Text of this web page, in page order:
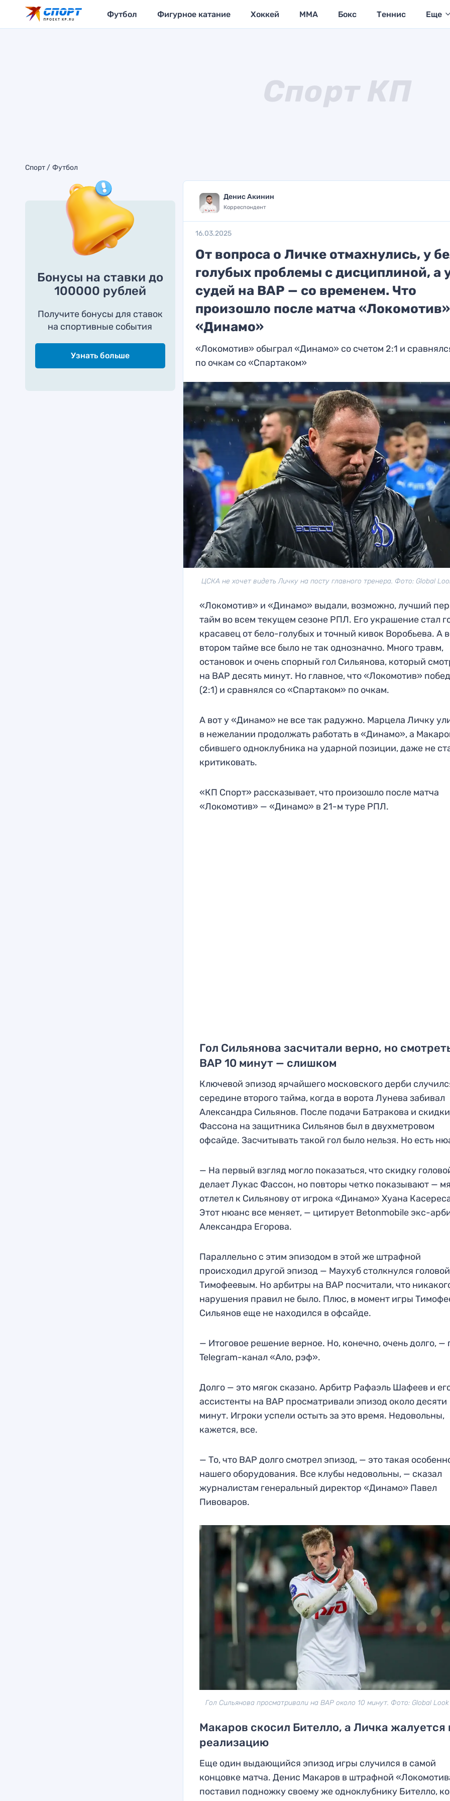
Футбол Фигурное катание Хоккей MMA Бокс Теннис Еще
Спорт Футбол
Бонусы на ставки до
100000 рублей
Получите бонусы для ставок
на спортивные события
Узнать больше
Денис Акинин
Корреспондент
16.03.2025
От вопроса о Личке отмахнулись, у
голубых проблемы с дисциплиной, а
судей на ВАР — со временем. Что
произошло после матча
«Динамо»
«Локомотив» обыграл «Динамо» со счетом 2:1 и
по очкам со «Спартаком»
ЦСКА не хочет видеть Личку на посту главного тренера. Фото: Global
«Локомотив» и «Динамо» выдали, возможно, лучший
тайм во всем текущем сезоне РПЛ. Его украшение стал
красавец от бело-голубых и точный кивок Воробьева. А
втором тайме все было не так однозначно. Много травм,
остановок и очень спорный гол Сильянова, который
на ВАР десять минут. Но главное, что «Локомотив»
(2:1) и сравнялся со «Спартаком» по очкам.
А вот у «Динамо» не все так радужно. Марцела Личку
в нежелании продолжать работать в «Динамо», а
сбившего одноклубника на ударной позиции, даже не
критиковать.
«КП Спорт» рассказывает, что произошло после матча
«Локомотив» — «Динамо» в 21-м туре РПЛ.
Гол Сильянова засчитали верно, но
ВАР 10 минут — слишком
Ключевой эпизод ярчайшего московского дерби
середине второго тайма, когда в ворота Лунева забивал
Александра Сильянов. После подачи Батракова и скидки
Фассона на защитника Сильянов был в двухметровом
офсайде. Засчитывать такой гол было нельзя. Но есть
— На первый взгляд могло показаться, что скидку
делает Лукас Фассон, но повторы четко показывают —
отлетел к Сильянову от игрока «Динамо» Хуана
Этот нюанс все меняет, — цитирует Betonmobile экс-
Александра Егорова.
Параллельно с этим эпизодом в этой же штрафной
происходил другой эпизод — Маухуб столкнулся
Тимофеевым. Но арбитры на ВАР посчитали, что
нарушения правил не было. Плюс, в момент игры
Сильянов еще не находился в офсайде.
— Итоговое решение верное. Но, конечно, очень долго, —
Telegram-канал «Ало, рэф».
Долго — это мягок сказано. Арбитр Рафаэль Шафеев и
ассистенты на ВАР просматривали эпизод около десяти
минут. Игроки успели остыть за это время. Недовольны,
кажется, все.
— То, что ВАР долго смотрел эпизод, — это такая
нашего оборудования. Все клубы недовольны, — сказал
журналистам генеральный директор «Динамо» Павел
Пивоваров.
Гол Сильянова просматривали на ВАР около 10 минут. Фото: Global
Макаров скосил Бителло, а Личка жалуется
реализацию
Еще один выдающийся эпизод игры случился в самой
концовке матча. Денис Макаров в штрафной
поставил подножку своему же одноклубнику Бителло,